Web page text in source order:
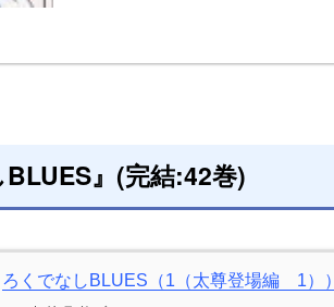
』(完結:42巻)
ろくでなしBLUES（1（太尊登場編 1））